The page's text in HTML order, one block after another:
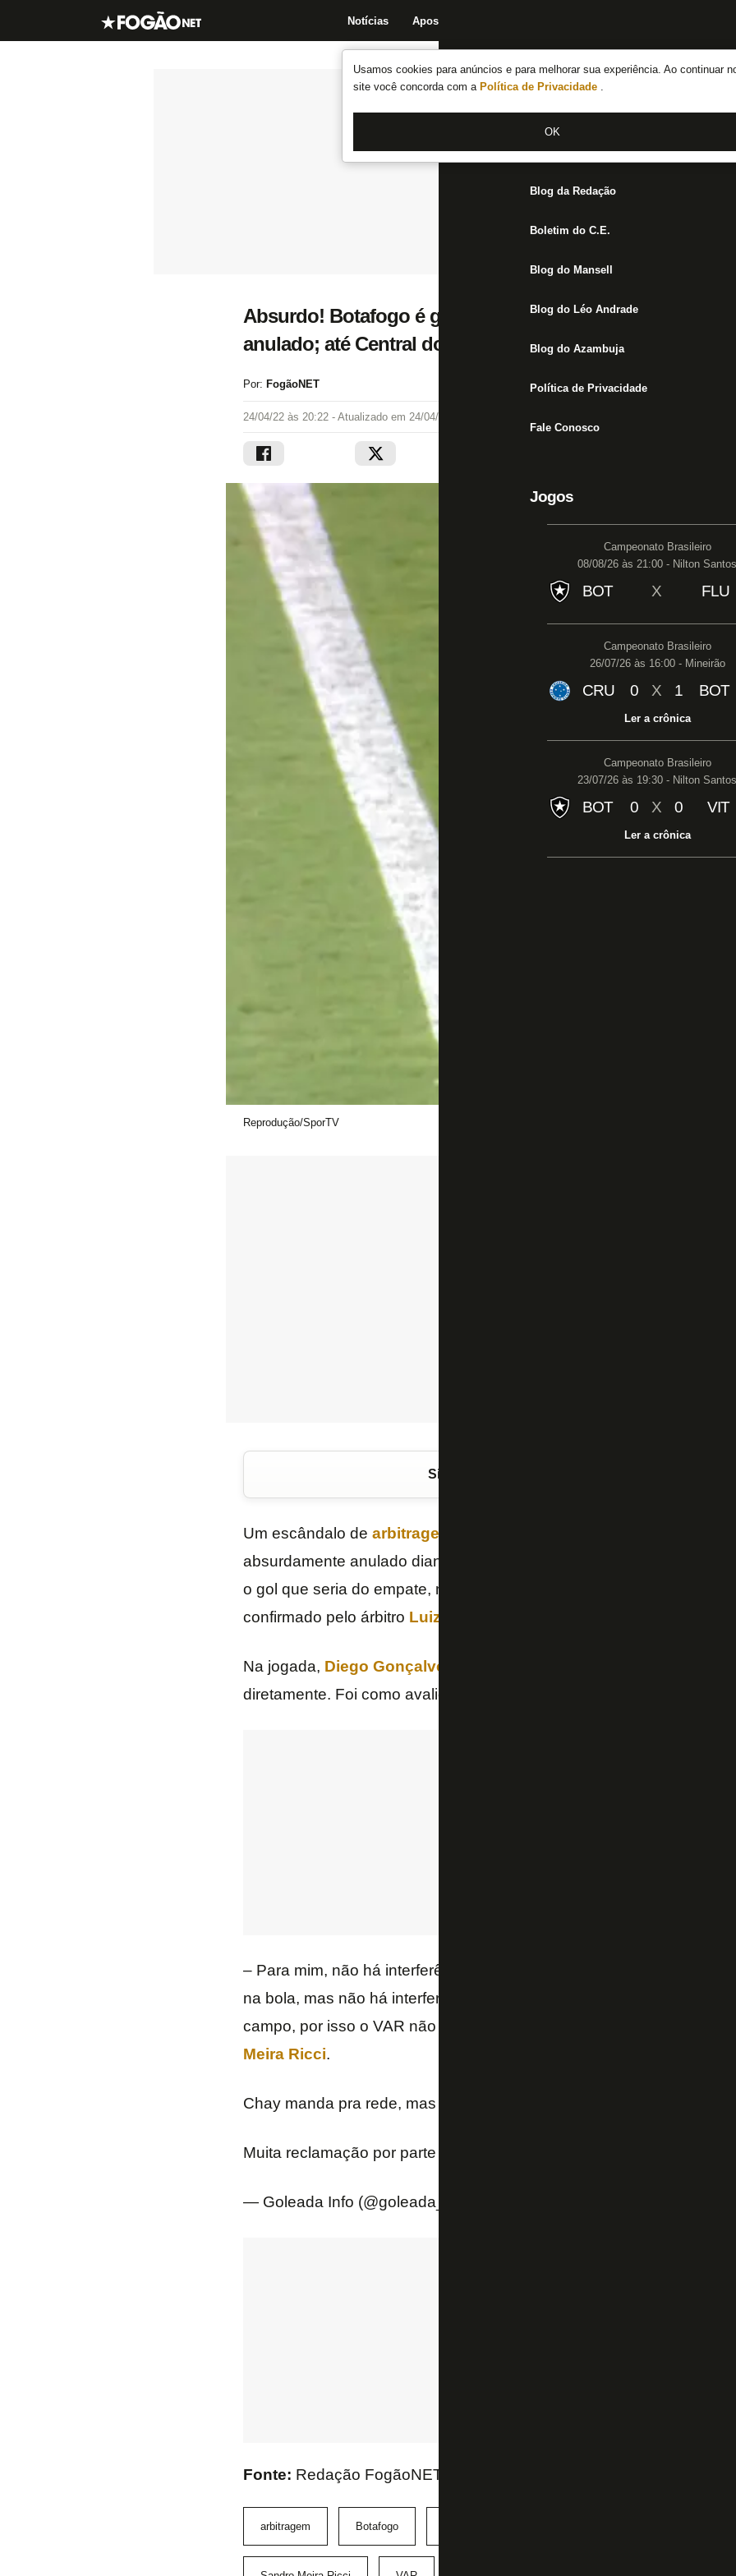
Usamos cookies para anúncios e para melhorar sua experiência. Ao continuar
site você concorda com a Política de Privacidade .
OK
Notícias Apostas
Notícias do Botafogo
Fórum
Jogos
Blog da Redação
Boletim do C.E.
Blog do Mansell
Blog do Léo Andrade
Blog do Azambuja
Política de Privacidade
Fale Conosco
Jogos
Campeonato Brasileiro
08/08/26 às 21:00 - Nilton Santos
BOT X FLU
Campeonato Brasileiro
26/07/26 às 16:00 - Mineirão
CRU 0 X 1 BOT
Ler a crônica
Campeonato Brasileiro
23/07/26 às 19:30 - Nilton Santos
BOT 0 X 0 VIT
Ler a crônica
Absurdo! Botafogo é garfado contra o Atlético-GO e tem
anulado; até Central do Apito vê erro da arbitragem
Por: FogãoNET
24/04/22 às 20:22 - Atualizado em 24/04/22 às 20:27
Reprodução/SporTV
Siga o FogãoNET
Um escândalo de arbitragem
absurdamente anulado diante do
o gol que seria do empate, mas o bandeirinha marcou um
confirmado pelo árbitro Luiz Flavio de Oliveira
Na jogada, Diego Gonçalves
diretamente. Foi como avaliou a
– Para mim, não há interferência. No campo visual não há. Ele tenta
na bola, mas não há interferência clara. É o único lance que vale e a
campo, por isso o VAR não chama. O gol tinha que ser confirmado –
Meira Ricci.
Chay manda pra rede, mas a arbitragem confirma impedimento de
Muita reclamação por parte do Botafogo!
— Goleada Info (@goleada_info)
Fonte: Redação FogãoNET e SporTV/ Premiere
arbitragem Botafogo